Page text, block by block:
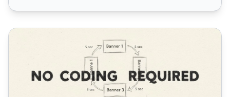
Hogyan valósítsunk meg banner rotátort kódolás nélkül